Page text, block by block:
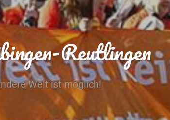
Reutlingen
Welt ist möglich!